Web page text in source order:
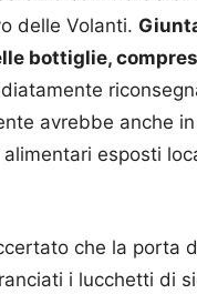
delle Volanti.
bottiglie,
avrebbe anche
esposti
che la porta
i lucchetti di